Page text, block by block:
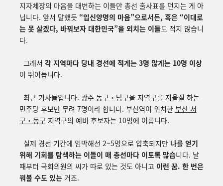
지자체장의 마음을 대변하는 이들만 총선 출사표를 던지는 게 아
닙니다. 앞서 말했듯 “입신양명의 마음”으로서든, 혹은 “이대로
는 못 살겠다, 바꿔보자 대한민국”을 외치는 이들도 적지 않습니
다.
그래서 각 지역마다 당내 경선에 적게는 3명 많게는 10명 이상
이 뛰어듭니다.
최근 기사들입니다. 광주 동구・남구을지역구를 저울질 하는
민주당 후보만 무려 7명이라 합니다. 부산역이 위치한 부산 서
구・동구지역구의 예비 후보자는 10명에 이릅니다.
실제 경선 기간에 임박해선 2~5명으로 압축되지만 나를 얻기
위해 기회를 탐색하는 이들이 매 총선마다 이토록 많습니다. 날
때부터 국회의원의 씨가 따로 있는 것도 아니고 이런 꿈. 한 번은
꿔볼 수도 있는거죠.